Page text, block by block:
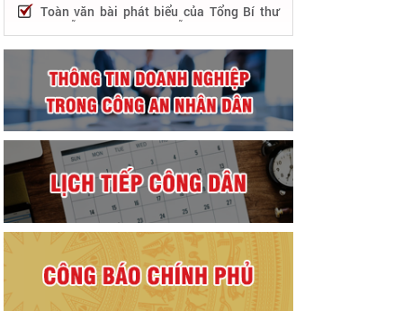
Toàn văn bài phát biểu của Tổng Bí thư
Nguyễn Phú Trọng tại Lễ kỷ niệm 75 năm
điều Bác Hồ dạy
75 năm thực hiện Sáu điều Bác Hồ dạy -
Lực lượng Công an nhân dân "rèn đức,
luyện tài, lập chiến công, vì nước quên
thân, vì dân phục vụ"
Chỉ đạo, điều hành nổi bật của Bộ Công an
trong tuần từ 27/2 – 04/3/2023
Phát huy thành tựu 50 năm phát triển
công nghệ thông tin trong Công an nhân
dân
Bảo đảm tuyệt đối an ninh, an toàn hàng
không góp phần thúc đẩy phát triển kinh
tế - xã hội